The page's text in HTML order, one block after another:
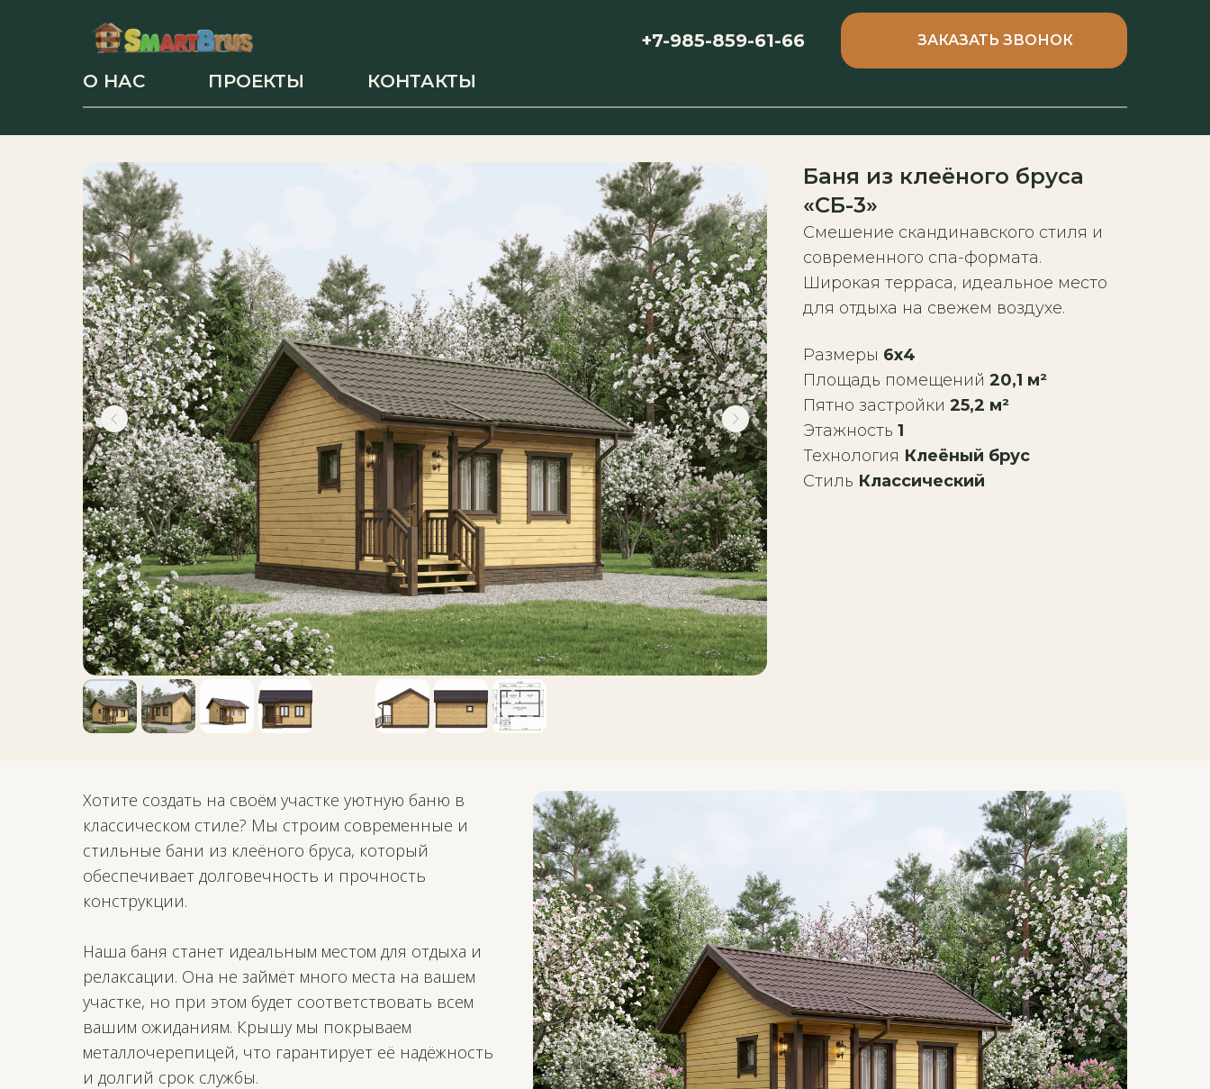
+7-985-859-61-66 ЗАКАЗАТЬ ЗВОНОК
О НАС ПРОЕКТЫ КОНТАКТЫ
Баня из клеёного бруса
«СБ-3»
Смешение скандинавского стиля и
современного спа-формата.
Широкая терраса, идеальное место
для отдыха на свежем воздухе.
Размеры 6х4
Площадь помещений 20,1 м²
Пятно застройки 25,2 м²
Этажность 1
Технология Клеёный брус
Стиль Классический
Хотите создать на своём участке уютную баню в
классическом стиле? Мы строим современные и
стильные бани из клеёного бруса, который
обеспечивает долговечность и прочность
конструкции.
Наша баня станет идеальным местом для отдыха и
релаксации. Она не займёт много места на вашем
участке, но при этом будет соответствовать всем
вашим ожиданиям. Крышу мы покрываем
металлочерепицей, что гарантирует её надёжность
и долгий срок службы.